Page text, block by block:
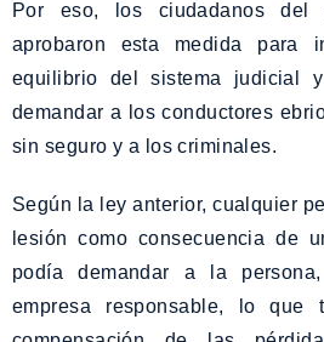
Por eso, los ciudadanos del
aprobaron esta medida para
equilibrio del sistema judicial
demandar a los conductores
sin seguro y a los criminales.
Según la ley anterior, cualquier
lesión como consecuencia de
podía demandar a la
empresa responsable, lo que